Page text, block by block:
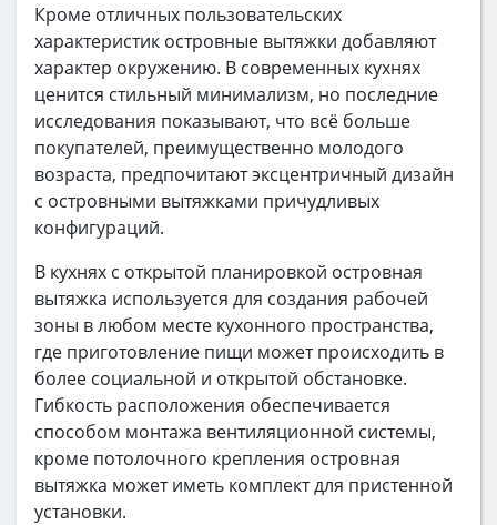
Кроме отличных пользовательских
характеристик островные вытяжки добавляют
характер окружению. В современных кухнях
ценится стильный минимализм, но последние
исследования показывают, что всё больше
покупателей, преимущественно молодого
возраста, предпочитают эксцентричный дизайн
с островными вытяжками причудливых
конфигураций.
В кухнях с открытой планировкой островная
вытяжка используется для создания рабочей
зоны в любом месте кухонного пространства,
где приготовление пищи может происходить в
более социальной и открытой обстановке.
Гибкость расположения обеспечивается
способом монтажа вентиляционной системы,
кроме потолочного крепления островная
вытяжка может иметь комплект для пристенной
установки.